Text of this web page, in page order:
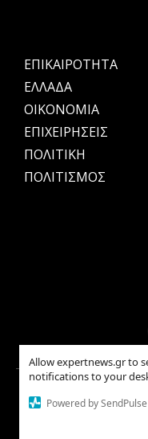
Allow expertnews.gr to
notifications to your
Powered by SendPulse
ΕΠΙΚΑΙΡΟΤΗΤΑ
ΕΛΛΑΔΑ
OIKONOMIA
ΕΠΙΧΕΙΡΗΣΕΙΣ
ΠΟΛΙΤΙΚΗ
ΠΟΛΙΤΙΣΜΟΣ